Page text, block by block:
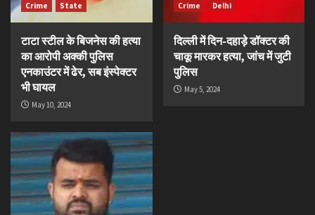
Crime State
टाटा स्टील के बिजनेस की हत्या
का आरोपी अक्की पुलिस
एनकाउंटर में ढेर, सब इंस्पेक्टर
भी घायल
May 10, 2024
Crime Delhi
दिल्ली में दिन-दहाड़े डॉक्टर की
चाकू मारकर हत्या, जांच में जुटी
पुलिस
May 5, 2024